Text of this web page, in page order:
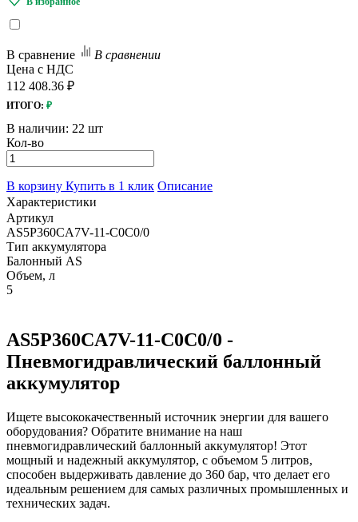
В сравнение
В сравнении
Цена с НДС
112 408.36 ₽
ИТОГО: ₽
В наличии: 22 шт
Кол-во
В корзину Купить в 1 клик Описание
Характеристики
Артикул
AS5P360CA7V-11-C0C0/0
Тип аккумулятора
Балонный AS
Объем, л
5
AS5P360CA7V-11-C0C0/0 -
Пневмогидравлический баллонный
аккумулятор
Ищете высококачественный источник энергии для вашего
оборудования? Обратите внимание на наш
пневмогидравлический баллонный аккумулятор! Этот
мощный и надежный аккумулятор, с объемом 5 литров,
способен выдерживать давление до 360 бар, что делает его
идеальным решением для самых различных промышленных и
технических задач.